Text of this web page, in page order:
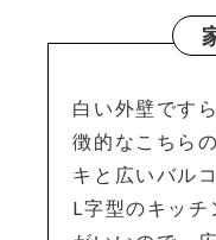
白い外壁です
徴的なこちら
キと広いバル
L字型のキッ